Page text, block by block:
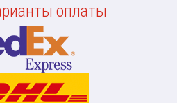
оплаты